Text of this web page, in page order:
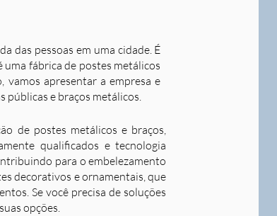
das pessoas em uma cidade. É
uma fábrica de postes metálicos
vamos apresentar a empresa e
públicas e braços metálicos.
de postes metálicos e braços,
qualificados e tecnologia
para o embelezamento
decorativos e ornamentais, que
Se você precisa de soluções
opções.